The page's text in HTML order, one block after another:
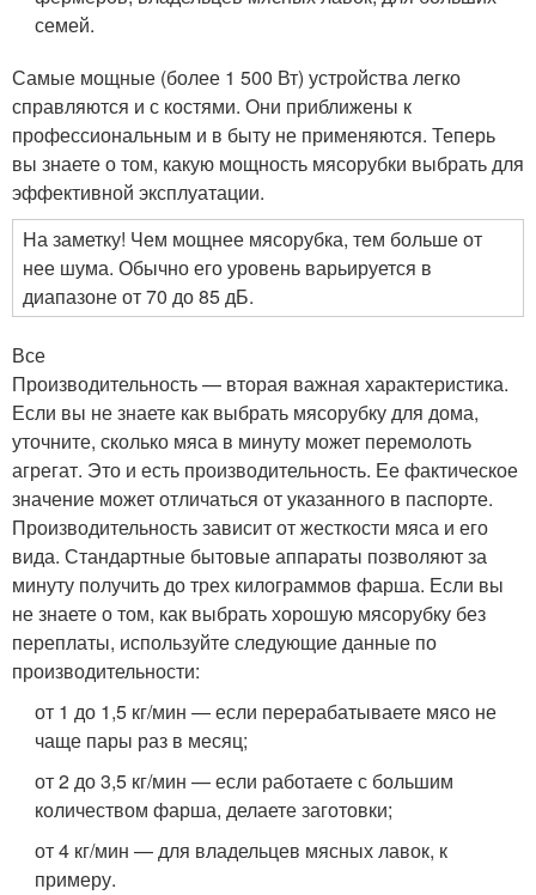
семей.
Самые мощные (более 1 500 Вт) устройства легко
справляются и с костями. Они приближены к
профессиональным и в быту не применяются. Теперь
вы знаете о том, какую мощность мясорубки выбрать для
эффективной эксплуатации.
На заметку! Чем мощнее мясорубка, тем больше от
нее шума. Обычно его уровень варьируется в
диапазоне от 70 до 85 дБ.
Все
Производительность — вторая важная характеристика.
Если вы не знаете как выбрать мясорубку для дома,
уточните, сколько мяса в минуту может перемолоть
агрегат. Это и есть производительность. Ее фактическое
значение может отличаться от указанного в паспорте.
Производительность зависит от жесткости мяса и его
вида. Стандартные бытовые аппараты позволяют за
минуту получить до трех килограммов фарша. Если вы
не знаете о том, как выбрать хорошую мясорубку без
переплаты, используйте следующие данные по
производительности:
от 1 до 1,5 кг/мин — если перерабатываете мясо не
чаще пары раз в месяц;
от 2 до 3,5 кг/мин — если работаете с большим
количеством фарша, делаете заготовки;
от 4 кг/мин — для владельцев мясных лавок, к
примеру.